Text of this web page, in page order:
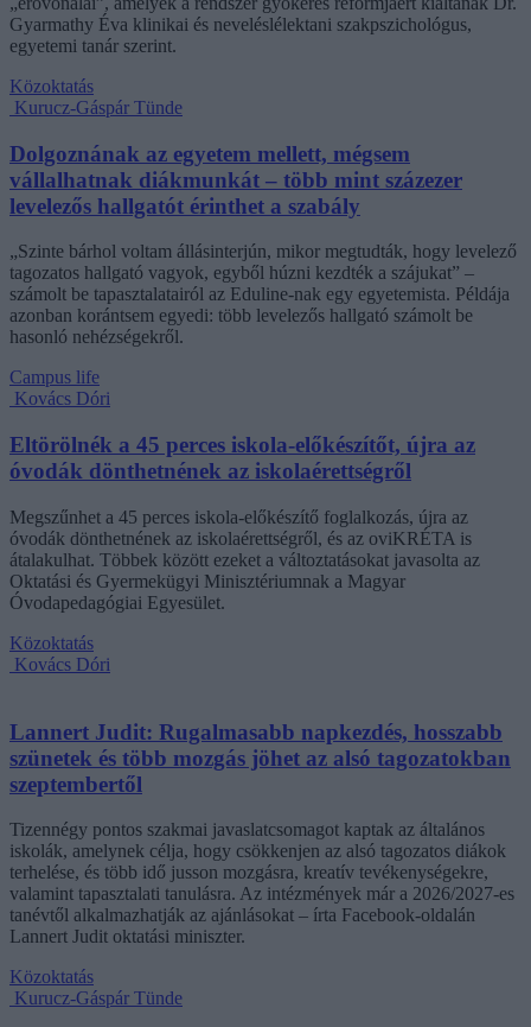
Gyarmathy Éva klinikai és neveléslélektani szakpszichológus,
egyetemi tanár szerint.
Közoktatás
Kurucz-Gáspár Tünde
Dolgoznának az egyetem mellett, mégsem
vállalhatnak diákmunkát – több mint százezer
levelezős hallgatót érinthet a szabály
„Szinte bárhol voltam állásinterjún, mikor megtudták, hogy levelező
tagozatos hallgató vagyok, egyből húzni kezdték a szájukat” –
számolt be tapasztalatairól az Eduline-nak egy egyetemista. Példája
azonban korántsem egyedi: több levelezős hallgató számolt be
hasonló nehézségekről.
Campus life
Kovács Dóri
Eltörölnék a 45 perces iskola-előkészítőt, újra az
óvodák dönthetnének az iskolaérettségről
Megszűnhet a 45 perces iskola-előkészítő foglalkozás, újra az
óvodák dönthetnének az iskolaérettségről, és az oviKRÉTA is
átalakulhat. Többek között ezeket a változtatásokat javasolta az
Oktatási és Gyermekügyi Minisztériumnak a Magyar
Óvodapedagógiai Egyesület.
Közoktatás
Kovács Dóri
Lannert Judit: Rugalmasabb napkezdés, hosszabb
szünetek és több mozgás jöhet az alsó tagozatokban
szeptembertől
Tizennégy pontos szakmai javaslatcsomagot kaptak az általános
iskolák, amelynek célja, hogy csökkenjen az alsó tagozatos diákok
terhelése, és több idő jusson mozgásra, kreatív tevékenységekre,
valamint tapasztalati tanulásra. Az intézmények már a 2026/2027-es
tanévtől alkalmazhatják az ajánlásokat – írta Facebook-oldalán
Lannert Judit oktatási miniszter.
Közoktatás
Kurucz-Gáspár Tünde